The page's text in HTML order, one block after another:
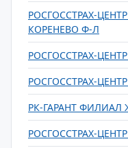
РОСГОССТРАХ-
КОРЕНЕВО Ф-Л
РОСГОССТРАХ-
РОСГОССТРАХ-
РК-ГАРАНТ ФИЛИАЛ
РОСГОССТРАХ-